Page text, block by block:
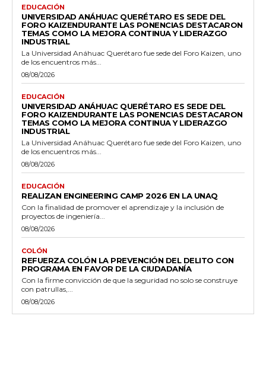
EDUCACIÓN
UNIVERSIDAD ANÁHUAC QUERÉTARO ES SEDE DEL
FORO KAIZENDURANTE LAS PONENCIAS DESTACARON
TEMAS COMO LA MEJORA CONTINUA Y LIDERAZGO
INDUSTRIAL
La Universidad Anáhuac Querétaro fue sede del Foro Kaizen, uno
de los encuentros más...
08/08/2026
EDUCACIÓN
UNIVERSIDAD ANÁHUAC QUERÉTARO ES SEDE DEL
FORO KAIZENDURANTE LAS PONENCIAS DESTACARON
TEMAS COMO LA MEJORA CONTINUA Y LIDERAZGO
INDUSTRIAL
La Universidad Anáhuac Querétaro fue sede del Foro Kaizen, uno
de los encuentros más...
08/08/2026
EDUCACIÓN
REALIZAN ENGINEERING CAMP 2026 EN LA UNAQ
Con la finalidad de promover el aprendizaje y la inclusión de
proyectos de ingeniería...
08/08/2026
COLÓN
REFUERZA COLÓN LA PREVENCIÓN DEL DELITO CON
PROGRAMA EN FAVOR DE LA CIUDADANÍA
Con la firme convicción de que la seguridad no solo se construye
con patrullas,...
08/08/2026